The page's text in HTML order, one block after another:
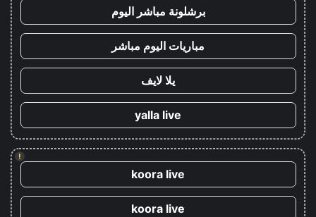
برشلونة مباشر اليوم
مباريات اليوم مباشر
يلا لايف
yalla live
!
koora live
koora live